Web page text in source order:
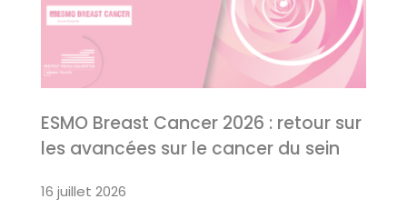
ESMO Breast Cancer 2026 : retour sur
les avancées sur le cancer du sein
16 juillet 2026